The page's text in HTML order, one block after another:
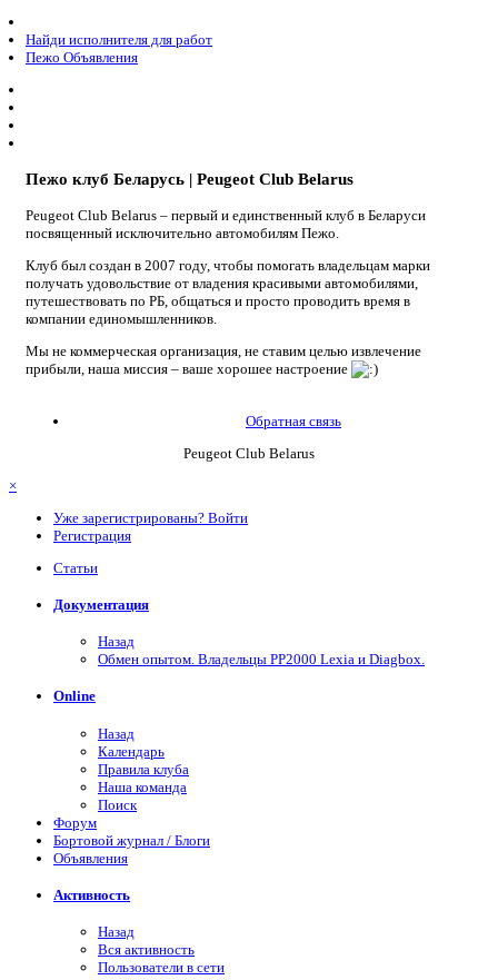
Найди исполнителя для работ
Пежо Объявления
Пежо клуб Беларусь | Peugeot Club Belarus
Peugeot Club Belarus – первый и единственный клуб в Беларуси
посвященный исключительно автомобилям Пежо.
Клуб был создан в 2007 году, чтобы помогать владельцам марки
получать удовольствие от владения красивыми автомобилями,
путешествовать по РБ, общаться и просто проводить время в
компании единомышленников.
Мы не коммерческая организация, не ставим целью извлечение
прибыли, наша миссия – ваше хорошее настроение
Обратная связь
Peugeot Club Belarus
×
Уже зарегистрированы? Войти
Регистрация
Статьи
Документация
Назад
Обмен опытом. Владельцы PP2000 Lexia и Diagbox.
Online
Назад
Календарь
Правила клуба
Наша команда
Поиск
Форум
Бортовой журнал / Блоги
Объявления
Активность
Назад
Вся активность
Пользователи в сети